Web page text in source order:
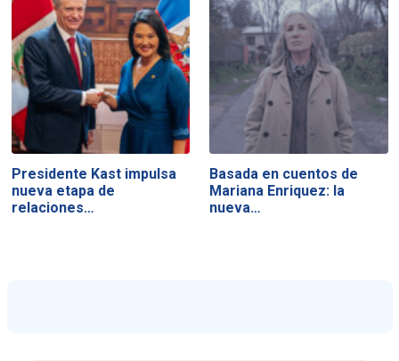
Presidente Kast impulsa
nueva etapa de
relaciones…
Basada en cuentos de
Mariana Enriquez: la
nueva…